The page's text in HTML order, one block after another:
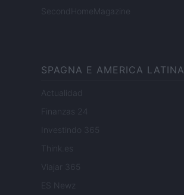
SecondHomeMagazine
SPAGNA E AMERICA LATINA
Actualidad
Finanzas 24
Investindo 365
Think.es
Viajar 365
ES Newz